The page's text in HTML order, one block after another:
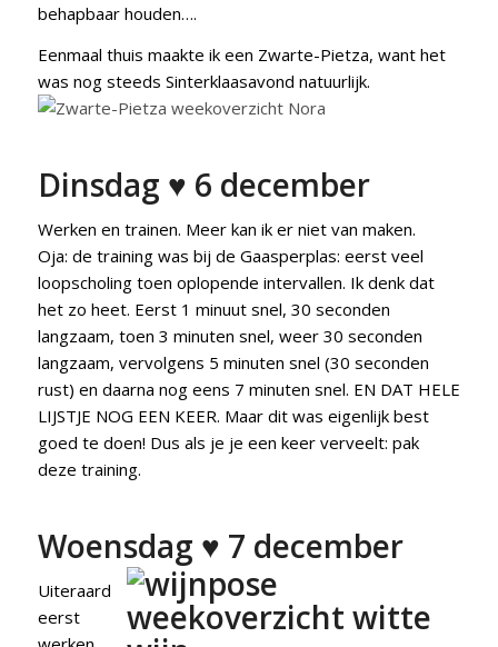
behapbaar houden….
Eenmaal thuis maakte ik een Zwarte-Pietza, want het
was nog steeds Sinterklaasavond natuurlijk.
Dinsdag ♥ 6 december
Werken en trainen. Meer kan ik er niet van maken.
Oja: de training was bij de Gaasperplas: eerst veel
loopscholing toen oplopende intervallen. Ik denk dat
het zo heet. Eerst 1 minuut snel, 30 seconden
langzaam, toen 3 minuten snel, weer 30 seconden
langzaam, vervolgens 5 minuten snel (30 seconden
rust) en daarna nog eens 7 minuten snel. EN DAT HELE
LIJSTJE NOG EEN KEER. Maar dit was eigenlijk best
goed te doen! Dus als je je een keer verveelt: pak
deze training.
Woensdag ♥ 7 december
Uiteraard
eerst